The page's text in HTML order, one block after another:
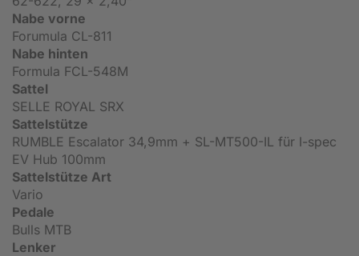
Nabe vorne
Forumula CL-811
Nabe hinten
Formula FCL-548M
Sattel
SELLE ROYAL SRX
Sattelstütze
RUMBLE Escalator 34,9mm + SL-MT500-IL für I-spec
EV Hub 100mm
Sattelstütze Art
Vario
Pedale
Bulls MTB
Lenker